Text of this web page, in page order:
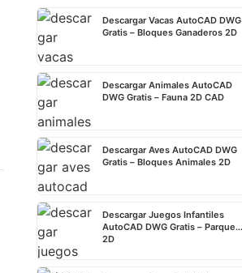
Descargar Vacas AutoCAD DWG
Gratis – Bloques Ganaderos 2D
Descargar Animales AutoCAD
DWG Gratis – Fauna 2D CAD
Descargar Aves AutoCAD DWG
Gratis – Bloques Animales 2D
Descargar Juegos Infantiles
AutoCAD DWG Gratis – Parque
2D